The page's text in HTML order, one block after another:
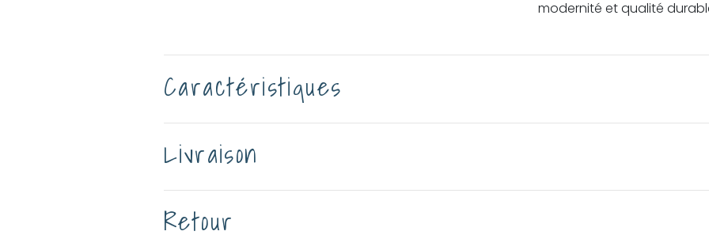
modernité et qualité
Caractéristiques
Livraison
Retour